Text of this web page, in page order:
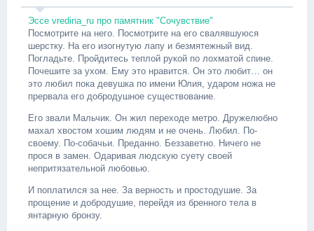
Эссе vredina_ru про памятник "Сочувствие"
Посмотрите на него. Посмотрите на его свалявшуюся
шерстку. На его изогнутую лапу и безмятежный вид.
Погладьте. Пройдитесь теплой рукой по лохматой спине.
Почешите за ухом. Ему это нравится. Он это любит… он
это любил пока девушка по имени Юлия, ударом ножа не
прервала его добродушное существование.
Его звали Мальчик. Он жил переходе метро. Дружелюбно
махал хвостом хошим людям и не очень. Любил. По-
своему. По-собачьи. Преданно. Беззаветно. Ничего не
прося в замен. Одаривая людскую суету своей
непритязательной любовью.
И поплатился за нее. За верность и простодушие. За
прощение и добродушие, перейдя из бренного тела в
янтарную бронзу.